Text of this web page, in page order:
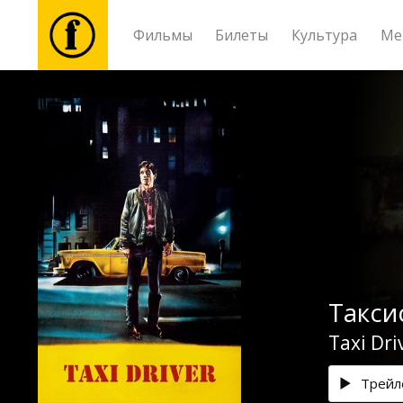
Фильмы Билеты Культура
Фильмы
Билеты
Культура
Мероприятия
Новости
Подарки
Taxi